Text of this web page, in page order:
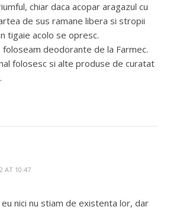
chiar daca acopar aragazul cu
de sus ramane libera si stropii
tigaie acolo se opresc.
foloseam deodorante de la Farmec.
folosesc si alte produse de curatat
AT 10:47
nici nu stiam de existenta lor, dar